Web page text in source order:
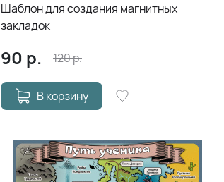
Шаблон для создания магнитных
закладок
90 р. 120р.
В корзину